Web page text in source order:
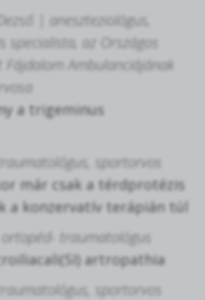
| aneszteziológus,
specialista, az Országos
Fájdalom Ambulanciájának
a trigeminus
sportorvos
már csak a térdprotézis
a konzervatív terápián túl
ortopéd- traumatológus
artropathia
sportorvos